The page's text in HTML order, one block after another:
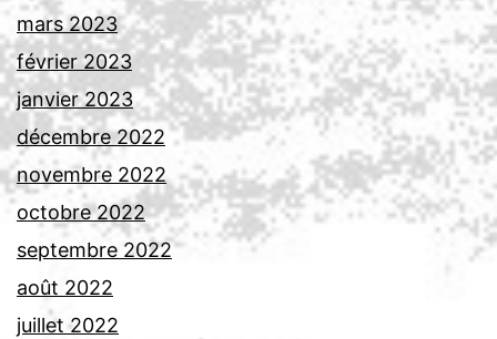
mars 2023
février 2023
janvier 2023
décembre 2022
novembre 2022
octobre 2022
septembre 2022
août 2022
juillet 2022